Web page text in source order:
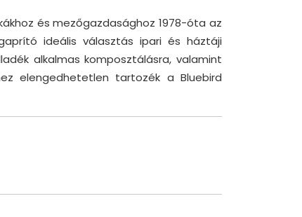
és mezőgazdasághoz 1978-óta az
ideális választás ipari és háztáji
alkalmas komposztálásra, valamint
elengedhetetlen tartozék a Bluebird